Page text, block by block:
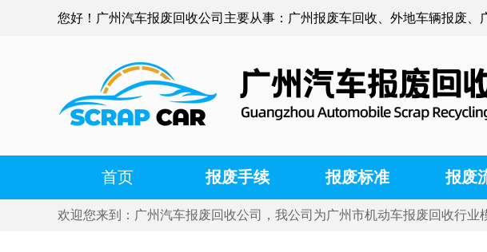
您好！广州汽车报废回收公司主要从事：广州报废车回收、外地车辆报废、
首页 报废手续 报废标准 报废
欢迎您来到：广州汽车报废回收公司，我公司为广州市机动车报废回收行业